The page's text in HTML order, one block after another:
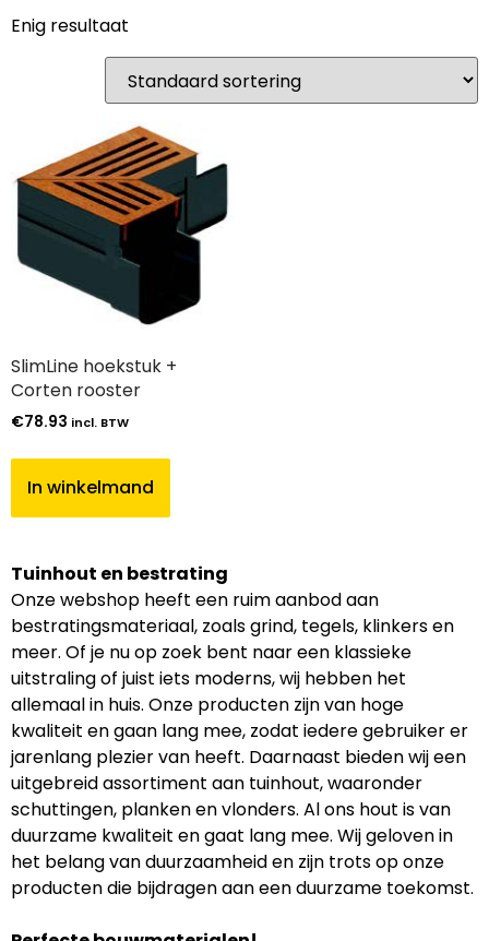
Enig resultaat
SlimLine hoekstuk +
Corten rooster
€78.93 incl. BTW
In winkelmand
Tuinhout en bestrating
Onze webshop heeft een ruim aanbod aan
bestratingsmateriaal, zoals grind, tegels, klinkers en
meer. Of je nu op zoek bent naar een klassieke
uitstraling of juist iets moderns, wij hebben het
allemaal in huis. Onze producten zijn van hoge
kwaliteit en gaan lang mee, zodat iedere gebruiker er
jarenlang plezier van heeft. Daarnaast bieden wij een
uitgebreid assortiment aan tuinhout, waaronder
schuttingen, planken en vlonders. Al ons hout is van
duurzame kwaliteit en gaat lang mee. Wij geloven in
het belang van duurzaamheid en zijn trots op onze
producten die bijdragen aan een duurzame toekomst.